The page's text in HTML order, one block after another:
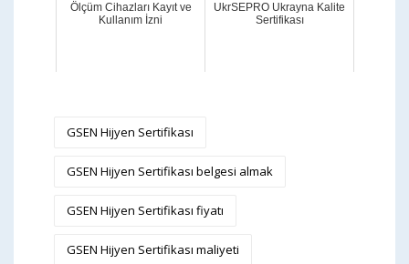
Ölçüm Cihazları Kayıt ve
Kullanım İzni
UkrSEPRO Ukrayna Kalite
Sertifikası
GSEN Hijyen Sertifikası
GSEN Hijyen Sertifikası belgesi almak
GSEN Hijyen Sertifikası fiyatı
GSEN Hijyen Sertifikası maliyeti